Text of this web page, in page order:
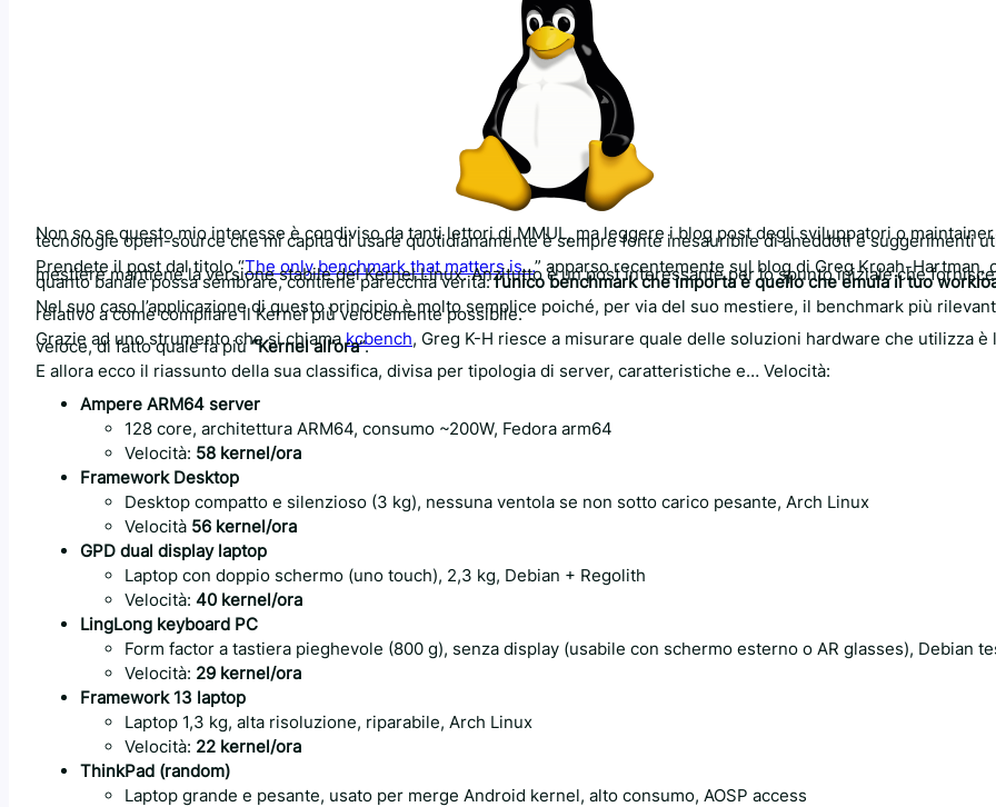
Non so se questo mio interesse è condiviso da tanti lettori di MMUL, ma leggere i blog post degli sviluppatori o
tecnologie open-source che mi capita di usare quotidianamente è sempre fonte inesauribile di aneddoti e suggerimenti
Prendete il post dal titolo “The only benchmark that matters is…” apparso recentemente sul blog di Greg Kroah-Hartman,
mestiere mantiene la versione stabile del Kernel Linux. Anzitutto è un post interessante per lo spunto iniziale che
quanto banale possa sembrare, contiene parecchia verità:l’unico benchmark che importa è quello che emula il tuo
Nel suo caso l’applicazione di questo principio è molto semplice poiché, per via del suo mestiere, il benchmark più
relativo a come compilare il Kernel più velocemente possibile.
Grazie ad uno strumento che si chiamakcbench, Greg K-H riesce a misurare quale delle soluzioni hardware che utilizza è
veloce, di fatto quale fa più“Kernel all’ora“.
E allora ecco il riassunto della sua classifica, divisa per tipologia di server, caratteristiche e… Velocità:
Ampere ARM64 server
128 core, architettura ARM64, consumo ~200W, Fedora arm64
Velocità: 58 kernel/ora
Framework Desktop
Desktop compatto e silenzioso (3 kg), nessuna ventola se non sotto carico pesante, Arch Linux
Velocità 56 kernel/ora
GPD dual display laptop
Laptop con doppio schermo (uno touch), 2,3 kg, Debian + Regolith
Velocità: 40 kernel/ora
LingLong keyboard PC
Form factor a tastiera pieghevole (800 g), senza display (usabile con schermo esterno o AR glasses), Debian
Velocità: 29 kernel/ora
Framework 13 laptop
Laptop 1,3 kg, alta risoluzione, riparabile, Arch Linux
Velocità: 22 kernel/ora
ThinkPad (random)
Laptop grande e pesante, usato per merge Android kernel, alto consumo, AOSP access